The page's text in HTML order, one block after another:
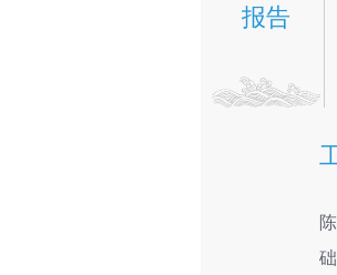
报告